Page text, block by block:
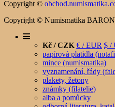
Copyright ©
Copyright © Numismatika
Kč / CZK € / EUR $ /
papírová platidla
mince (numismatika)
vyznamenání, řády
plakety, žetony
známky (filatelie)
alba a pomůcky